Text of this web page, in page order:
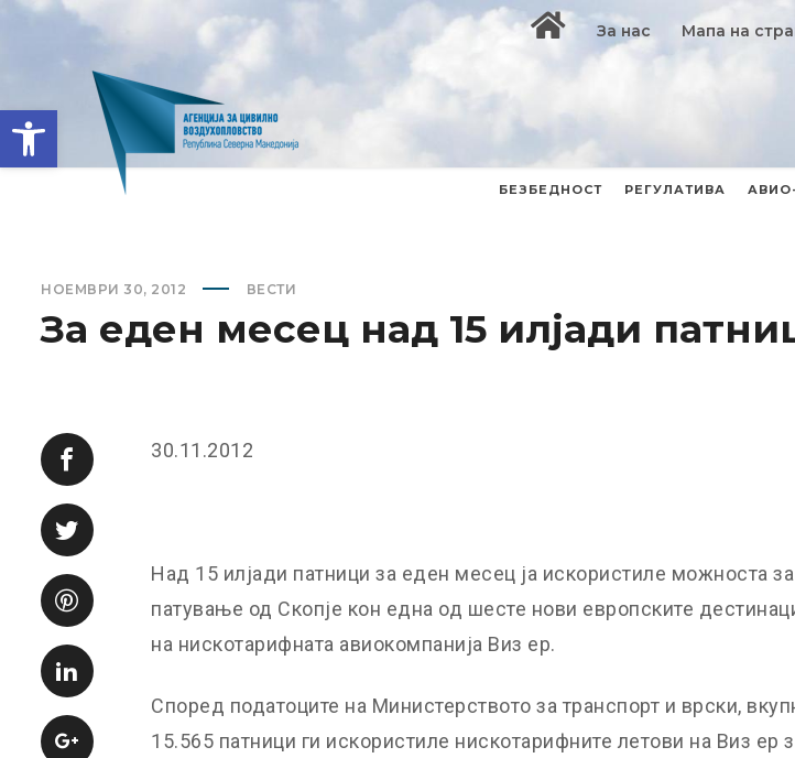
Open toolbar
За нас Мапа на
БЕЗБЕДНОСТ РЕГУЛАТИВА
НОЕМВРИ 30, 2012 ВЕСТИ
За еден месец над 15 илјади
30.11.2012
Над 15 илјади патници за еден месец ја искористиле можноста за
патување од Скопје кон една од шесте нови европските
на нискотарифната авиокомпанија Виз ер.
Според податоците на Министерството за транспорт и врски,
15.565 патници ги искористиле нискотарифните летови на Виз eр